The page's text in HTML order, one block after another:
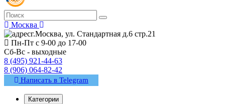
Москва
г.Москва, ул. Стандартная д.6 стр.21
Пн-Пт с 9-00 до 17-00
Сб-Вс - выходные
8 (495) 921-44-63
8 (906) 064-82-42
Написать в Telegram
Категории